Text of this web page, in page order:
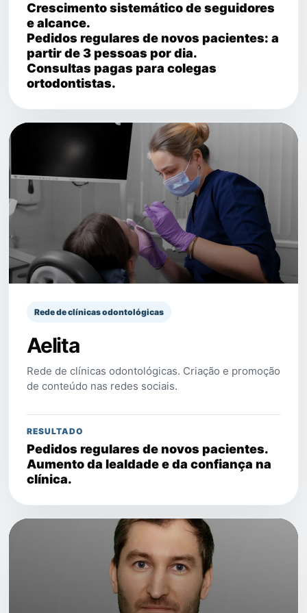
Crescimento sistemático de seguidores
e alcance.
Pedidos regulares de novos pacientes: a
partir de 3 pessoas por dia.
Consultas pagas para colegas
ortodontistas.
Rede de clínicas odontológicas
Aelita
Rede de clínicas odontológicas. Criação e promoção
de conteúdo nas redes sociais.
RESULTADO
Pedidos regulares de novos pacientes.
Aumento da lealdade e da confiança na
clínica.